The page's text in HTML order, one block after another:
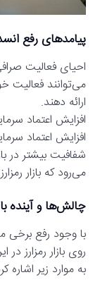
پیامدهای رفع
احیای فعالیت
می‌توانند فعالیت
ارائه دهند.
افزایش اعتماد
افزایش اعتماد
شفافیت بیشتر در
می‌رود که بازار
چالش‌ها و آینده
با وجود رفع
روی بازار رمزارز
به موارد زیر اشاره